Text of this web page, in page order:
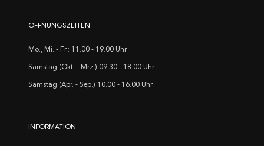
ÖFFNUNGSZEITEN
Mo., Mi. - Fr.: 11.00 - 19.00 Uhr
Samstag (Okt. - Mrz.) 09.30 - 18.00 Uhr
Samstag (Apr. - Sep.) 10.00 - 16.00 Uhr
INFORMATION